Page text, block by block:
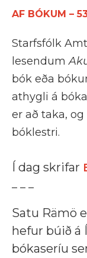
AF BÓKUM –
Starfsfólk
lesendum
bók eða
athygli á
er að taka,
bóklestri.
Í dag skrifar
Satu Rämö
hefur búið á
bókaseríu